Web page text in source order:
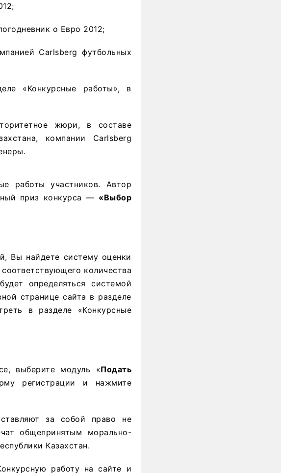
о Евро 2012;
Carlsberg футбольных
«Конкурсные работы», в
жюри, в составе
компании Carlsberg
работы участников. Автор
приз конкурса — «Выбор
Вы найдете систему оценки
количества
определяться системой
странице сайта в разделе
в разделе «Конкурсные
выберите модуль «Подать
регистрации и нажмите
за собой право не
общепринятым морально-
Казахстан.
работу на сайте и